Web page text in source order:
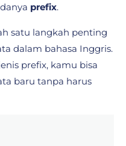
prefix.
satu langkah penting
dalam bahasa Inggris.
prefix, kamu bisa
baru tanpa harus